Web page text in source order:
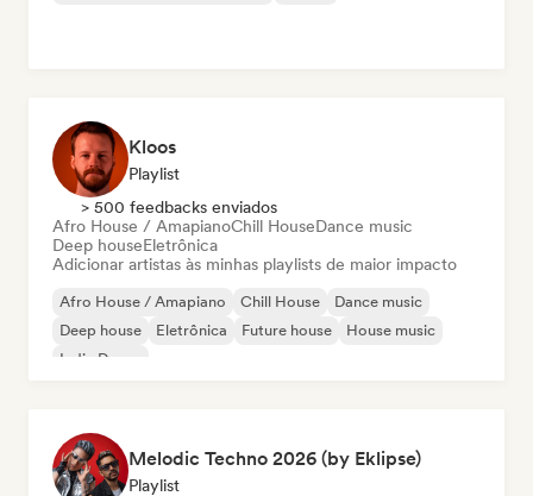
Kloos
Playlist
> 500 feedbacks enviados
Afro House / AmapianoChill HouseDance music
Deep houseEletrônica
Adicionar artistas às minhas playlists de maior impacto
Afro House / Amapiano Chill House
Dance music
Deep house
Eletrônica Future house
House music
Indie Dance
Melodic Techno 2026 (by Eklipse)
Playlist